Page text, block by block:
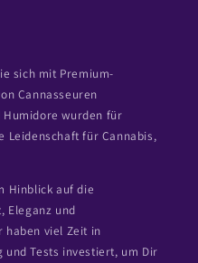
sich mit Premium-
Cannasseuren
Humidore wurden für
Leidenschaft für Cannabis,
Hinblick auf die
Eleganz und
haben viel Zeit in
und Tests investiert, um Dir